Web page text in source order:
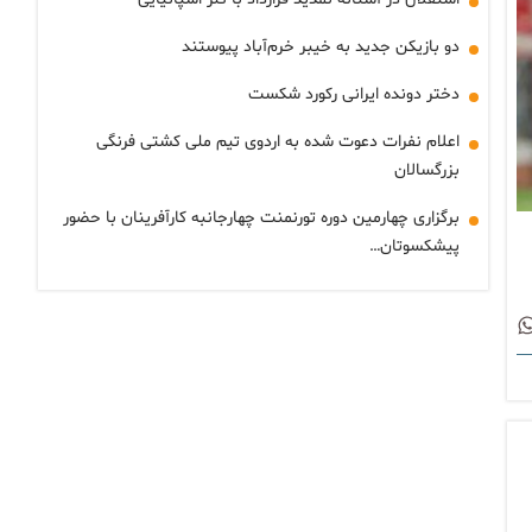
دو بازیکن جدید به خیبر خرم‌آباد پیوستند
دختر دونده ایرانی رکورد شکست
اعلام نفرات دعوت شده به اردوی تیم ملی کشتی فرنگی
بزرگسالان
برگزاری چهارمین دوره تورنمنت چهارجانبه کارآفرینان با حضور
پیشکسوتان…